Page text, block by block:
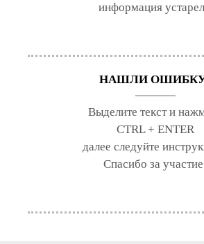
информация
НАШЛИ
Выделите текст и
CTRL + ENTER
далее следуйте
Спасибо за